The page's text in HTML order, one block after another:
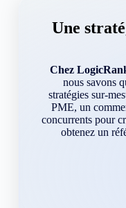
Une
Chez
nous savons
stratégies sur-
PME, un
concurrents pour
obtenez un